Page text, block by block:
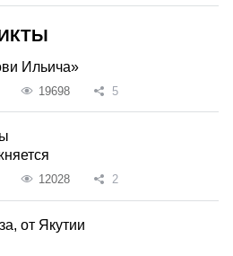
Ильича»
19698 5
12028 2
от Якутии